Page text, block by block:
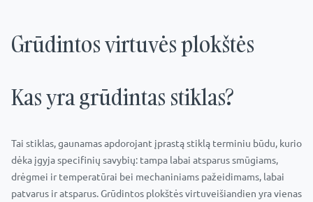
Grūdintos virtuvės plokštės
Kas yra grūdintas stiklas?
Tai stiklas, gaunamas apdorojant įprastą stiklą terminiu būdu, kurio
dėka įgyja specifinių savybių: tampa labai atsparus smūgiams,
drėgmei ir temperatūrai bei mechaniniams pažeidimams, labai
patvarus ir atsparus. Grūdintos plokštės virtuveišiandien yra vienas